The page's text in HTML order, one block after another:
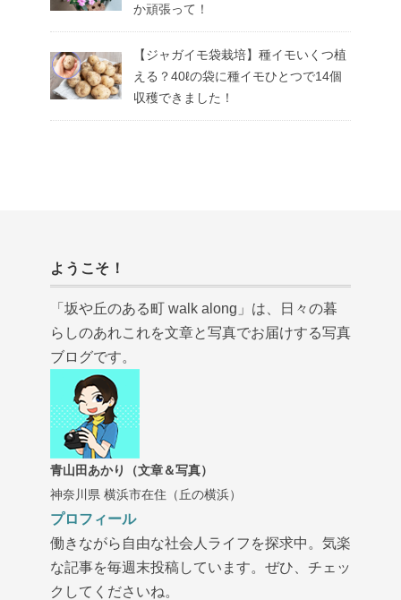
か頑張って！
【ジャガイモ袋栽培】種イモいくつ植
える？40ℓの袋に種イモひとつで14個
収穫できました！
ようこそ！
「坂や丘のある町 walk along」は、日々の暮
らしのあれこれを文章と写真でお届けする写真
ブログです。
青山田あかり（文章＆写真）
神奈川県 横浜市在住（丘の横浜）
プロフィール
働きながら自由な社会人ライフを探求中。気楽
な記事を毎週末投稿しています。ぜひ、チェッ
クしてくださいね。